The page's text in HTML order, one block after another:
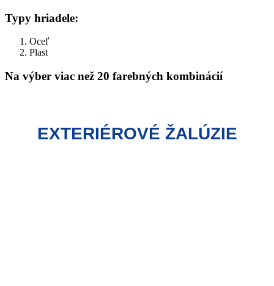
Typy hriadele:
Oceľ
Plast
Na výber viac než 20 farebných kombinácií
EXTERIÉROVÉ ŽALÚZIE